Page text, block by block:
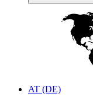
AT (DE)